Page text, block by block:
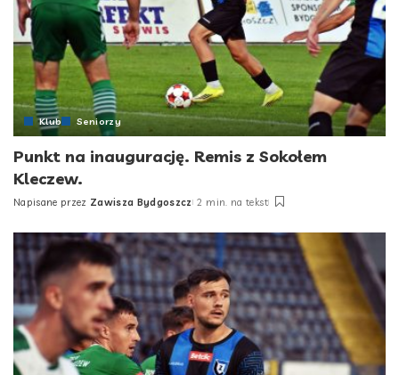
Klub Seniorzy
Punkt na inaugurację. Remis z Sokołem
Kleczew.
Posted
Napisane przez Zawisza Bydgoszcz 2 min. na tekst